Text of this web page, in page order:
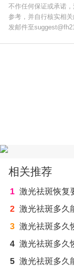
不作任何保证或承诺
参考，并自行核实相
发邮件至
相关推荐
1 激光祛斑恢复
2 激光祛斑多久
3 激光祛斑多久
4 激光祛斑多久
5 激光祛斑多久